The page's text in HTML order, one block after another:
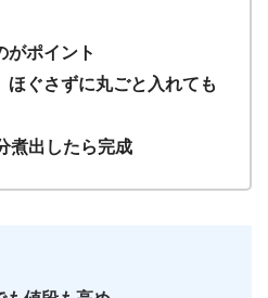
がポイント
ほぐさずに丸ごと入れても
煮出したら完成